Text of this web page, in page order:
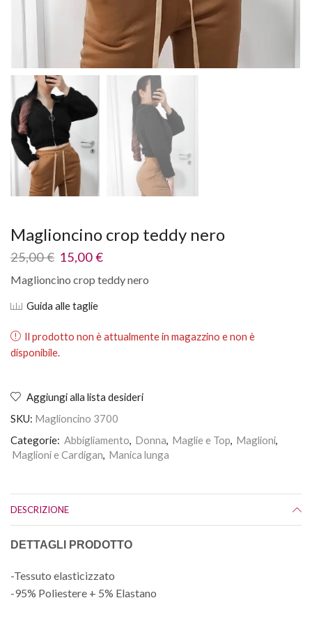
Maglioncino crop teddy nero
25,00€ 15,00€
Maglioncino crop teddy nero
Guida alle taglie
Il prodotto non è attualmente in magazzino e non è
disponibile.
Aggiungi alla lista desideri
SKU: Maglioncino 3700
Categorie: Abbigliamento, Donna, Maglie e Top, Maglioni,
Maglioni e Cardigan, Manica lunga
DESCRIZIONE
DETTAGLI PRODOTTO
-Tessuto elasticizzato
-95% Poliestere + 5% Elastano